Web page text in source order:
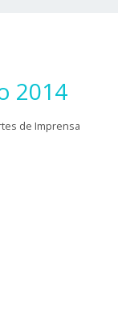
2014
de Imprensa